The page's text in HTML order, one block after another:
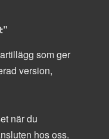
som ger
version,
när du
hos oss.